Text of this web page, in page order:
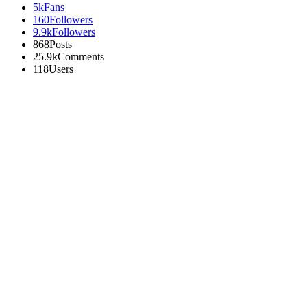
5kFans
160Followers
9.9kFollowers
868Posts
25.9kComments
118Users